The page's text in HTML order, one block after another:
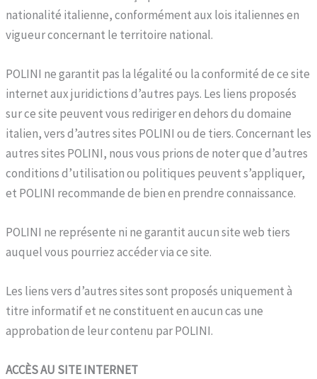
nationalité italienne, conformément aux lois italiennes en
vigueur concernant le territoire national.
POLINI ne garantit pas la légalité ou la conformité de ce site
internet aux juridictions d’autres pays. Les liens proposés
sur ce site peuvent vous rediriger en dehors du domaine
italien, vers d’autres sites POLINI ou de tiers. Concernant les
autres sites POLINI, nous vous prions de noter que d’autres
conditions d’utilisation ou politiques peuvent s’appliquer,
et POLINI recommande de bien en prendre connaissance.
POLINI ne représente ni ne garantit aucun site web tiers
auquel vous pourriez accéder via ce site.
Les liens vers d’autres sites sont proposés uniquement à
titre informatif et ne constituent en aucun cas une
approbation de leur contenu par POLINI.
ACCÈS AU SITE INTERNET